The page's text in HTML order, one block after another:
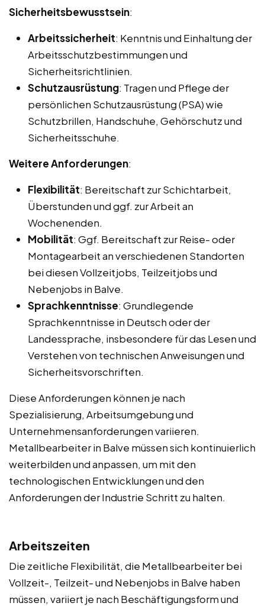
Sicherheitsbewusstsein:
Arbeitssicherheit: Kenntnis und Einhaltung der
Arbeitsschutzbestimmungen und
Sicherheitsrichtlinien.
Schutzausrüstung: Tragen und Pflege der
persönlichen Schutzausrüstung (PSA) wie
Schutzbrillen, Handschuhe, Gehörschutz und
Sicherheitsschuhe.
Weitere Anforderungen:
Flexibilität: Bereitschaft zur Schichtarbeit,
Überstunden und ggf. zur Arbeit an
Wochenenden.
Mobilität: Ggf. Bereitschaft zur Reise- oder
Montagearbeit an verschiedenen Standorten
bei diesen Vollzeitjobs, Teilzeitjobs und
Nebenjobs in Balve.
Sprachkenntnisse: Grundlegende
Sprachkenntnisse in Deutsch oder der
Landessprache, insbesondere für das Lesen und
Verstehen von technischen Anweisungen und
Sicherheitsvorschriften.
Diese Anforderungen können je nach
Spezialisierung, Arbeitsumgebung und
Unternehmensanforderungen variieren.
Metallbearbeiter in Balve müssen sich kontinuierlich
weiterbilden und anpassen, um mit den
technologischen Entwicklungen und den
Anforderungen der Industrie Schritt zu halten.
Arbeitszeiten
Die zeitliche Flexibilität, die Metallbearbeiter bei
Vollzeit-, Teilzeit- und Nebenjobs in Balve haben
müssen, variiert je nach Beschäftigungsform und